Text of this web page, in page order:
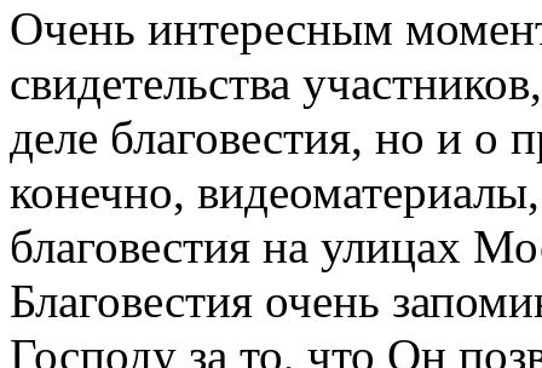
Очень интересным
свидетельства
деле благовестия, но и о
конечно,
благовестия на улицах
Благовестия очень
Господу за то, что Он